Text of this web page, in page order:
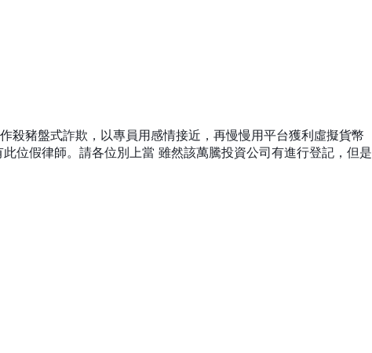
感興趣的投資者提供期貨交易。期貨合約允許投資者對這些資產的未來
殺豬盤式詐欺，以專員用感情接近，再慢慢用平台獲利虛擬貨幣
位假律師。請各位別上當 雖然該萬騰投資公司有進行登記，但是